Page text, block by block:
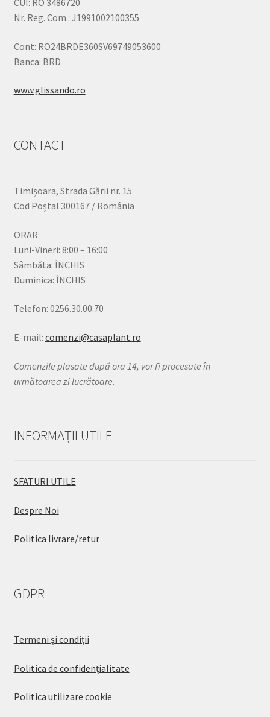
CUI: RO 3486720
Nr. Reg. Com.: J1991002100355
Cont: RO24BRDE360SV69749053600
Banca: BRD
www.glissando.ro
CONTACT
Timișoara, Strada Gării nr. 15
Cod Poștal 300167 / România
ORAR:
Luni-Vineri: 8:00 – 16:00
Sâmbăta: ÎNCHIS
Duminica: ÎNCHIS
Telefon: 0256.30.00.70
E-mail: comenzi@casaplant.ro
Comenzile plasate după ora 14, vor fi procesate în
următoarea zi lucrătoare.
INFORMAȚII UTILE
SFATURI UTILE
Despre Noi
Politica livrare/retur
GDPR
Termeni și condiții
Politica de confidențialitate
Politica utilizare cookie